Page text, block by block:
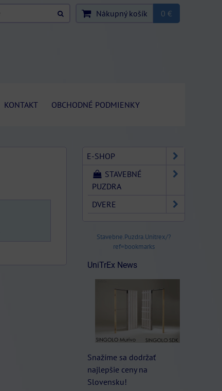
Nákupný košík 0 €
KONTAKT OBCHODNÉ PODMIENKY
E-SHOP
STAVEBNÉ
PUZDRA
DVERE
Stavebne.Puzdra.Unitrex/?
ref=bookmarks
UniTrEx News
Snažíme sa dodržať
najlepšie ceny na
Slovensku!